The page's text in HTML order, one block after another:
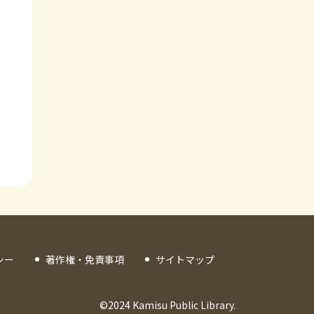
ー 著作権・免責事項 サイトマップ
©2024 Kamisu Public Library.